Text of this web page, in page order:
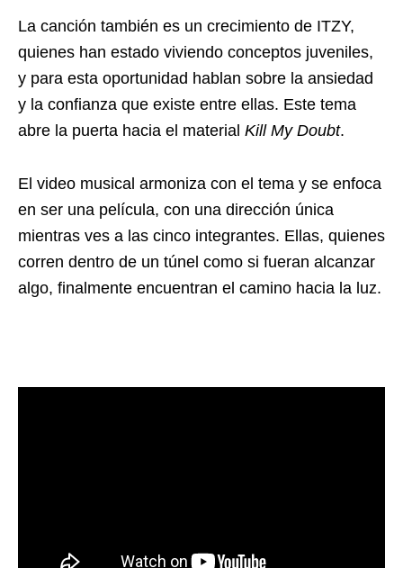
La canción también es un crecimiento de ITZY,
quienes han estado viviendo conceptos juveniles,
y para esta oportunidad hablan sobre la ansiedad
y la confianza que existe entre ellas. Este tema
abre la puerta hacia el material Kill My Doubt.
El video musical armoniza con el tema y se enfoca
en ser una película, con una dirección única
mientras ves a las cinco integrantes. Ellas, quienes
corren dentro de un túnel como si fueran alcanzar
algo, finalmente encuentran el camino hacia la luz.